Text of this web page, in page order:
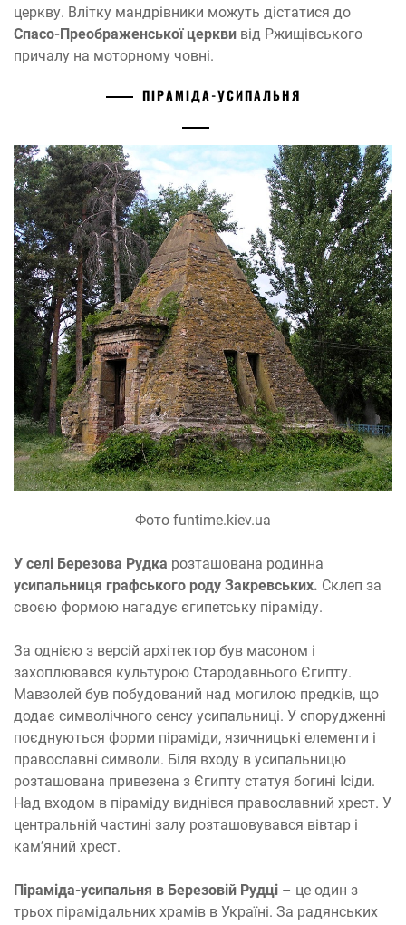
церкву. Влітку мандрівники можуть дістатися до
Спасо-Преображенської церкви від Ржищівського
причалу на моторному човні.
ПІРАМІДА-УСИПАЛЬНЯ
Фото funtime.kiev.ua
У селі Березова Рудка розташована родинна
усипальниця графського роду Закревських. Склеп за
своєю формою нагадує єгипетську піраміду.
За однією з версій архітектор був масоном і
захоплювався культурою Стародавнього Єгипту.
Мавзолей був побудований над могилою предків, що
додає символічного сенсу усипальниці. У спорудженні
поєднуються форми піраміди, язичницькі елементи і
православні символи. Біля входу в усипальницю
розташована привезена з Єгипту статуя богині Ісіди.
Над входом в піраміду виднівся православний хрест. У
центральній частині залу розташовувався вівтар і
кам’яний хрест.
Піраміда-усипальня в Березовій Рудці – це один з
трьох пірамідальних храмів в Україні. За радянських